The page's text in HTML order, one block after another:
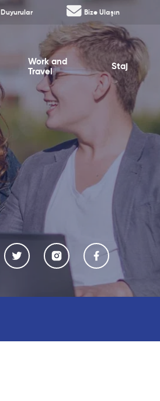
Bize Ulaşın
Duyurular
Work and
Travel
Staj